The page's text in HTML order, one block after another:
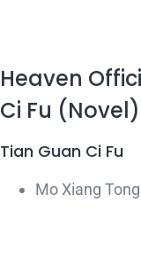
Heaven
Ci Fu
Tian Guan Ci Fu
Mo Xiang